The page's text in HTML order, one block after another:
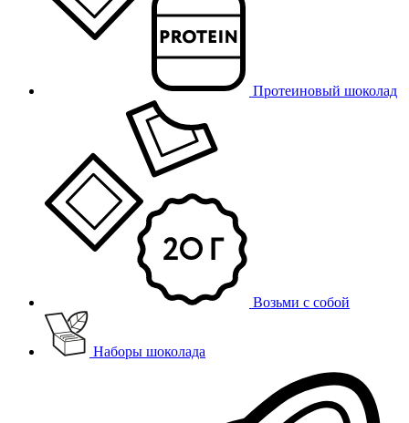
Протеиновый шоколад
Возьми с собой
Наборы шоколада